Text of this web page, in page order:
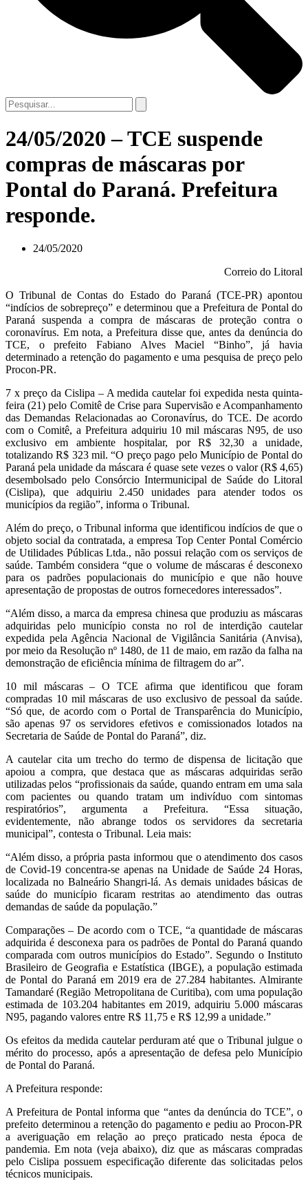
24/05/2020 – TCE suspende
compras de máscaras por
Pontal do Paraná. Prefeitura
responde.
24/05/2020
Correio do Litoral
O Tribunal de Contas do Estado do Paraná (TCE-PR) apontou
“indícios de sobrepreço” e determinou que a Prefeitura de Pontal do
Paraná suspenda a compra de máscaras de proteção contra o
coronavírus. Em nota, a Prefeitura disse que, antes da denúncia do
TCE, o prefeito Fabiano Alves Maciel “Binho”, já havia
determinado a retenção do pagamento e uma pesquisa de preço pelo
Procon-PR.
7 x preço da Cislipa – A medida cautelar foi expedida nesta quinta-
feira (21) pelo Comitê de Crise para Supervisão e Acompanhamento
das Demandas Relacionadas ao Coronavírus, do TCE. De acordo
com o Comitê, a Prefeitura adquiriu 10 mil máscaras N95, de uso
exclusivo em ambiente hospitalar, por R$ 32,30 a unidade,
totalizando R$ 323 mil. “O preço pago pelo Município de Pontal do
Paraná pela unidade da máscara é quase sete vezes o valor (R$ 4,65)
desembolsado pelo Consórcio Intermunicipal de Saúde do Litoral
(Cislipa), que adquiriu 2.450 unidades para atender todos os
municípios da região”, informa o Tribunal.
Além do preço, o Tribunal informa que identificou indícios de que o
objeto social da contratada, a empresa Top Center Pontal Comércio
de Utilidades Públicas Ltda., não possui relação com os serviços de
saúde. Também considera “que o volume de máscaras é desconexo
para os padrões populacionais do município e que não houve
apresentação de propostas de outros fornecedores interessados”.
“Além disso, a marca da empresa chinesa que produziu as máscaras
adquiridas pelo município consta no rol de interdição cautelar
expedida pela Agência Nacional de Vigilância Sanitária (Anvisa),
por meio da Resolução nº 1480, de 11 de maio, em razão da falha na
demonstração de eficiência mínima de filtragem do ar”.
10 mil máscaras – O TCE afirma que identificou que foram
compradas 10 mil máscaras de uso exclusivo de pessoal da saúde.
“Só que, de acordo com o Portal de Transparência do Município,
são apenas 97 os servidores efetivos e comissionados lotados na
Secretaria de Saúde de Pontal do Paraná”, diz.
A cautelar cita um trecho do termo de dispensa de licitação que
apoiou a compra, que destaca que as máscaras adquiridas serão
utilizadas pelos “profissionais da saúde, quando entram em uma sala
com pacientes ou quando tratam um indivíduo com sintomas
respiratórios”, argumenta a Prefeitura. “Essa situação,
evidentemente, não abrange todos os servidores da secretaria
municipal”, contesta o Tribunal. Leia mais:
“Além disso, a própria pasta informou que o atendimento dos casos
de Covid-19 concentra-se apenas na Unidade de Saúde 24 Horas,
localizada no Balneário Shangri-lá. As demais unidades básicas de
saúde do município ficaram restritas ao atendimento das outras
demandas de saúde da população.”
Comparações – De acordo com o TCE, “a quantidade de máscaras
adquirida é desconexa para os padrões de Pontal do Paraná quando
comparada com outros municípios do Estado”. Segundo o Instituto
Brasileiro de Geografia e Estatística (IBGE), a população estimada
de Pontal do Paraná em 2019 era de 27.284 habitantes. Almirante
Tamandaré (Região Metropolitana de Curitiba), com uma população
estimada de 103.204 habitantes em 2019, adquiriu 5.000 máscaras
N95, pagando valores entre R$ 11,75 e R$ 12,99 a unidade.”
Os efeitos da medida cautelar perduram até que o Tribunal julgue o
mérito do processo, após a apresentação de defesa pelo Município
de Pontal do Paraná.
A Prefeitura responde:
A Prefeitura de Pontal informa que “antes da denúncia do TCE”, o
prefeito determinou a retenção do pagamento e pediu ao Procon-PR
a averiguação em relação ao preço praticado nesta época de
pandemia. Em nota (veja abaixo), diz que as máscaras compradas
pelo Cislipa possuem especificação diferente das solicitadas pelos
técnicos municipais.